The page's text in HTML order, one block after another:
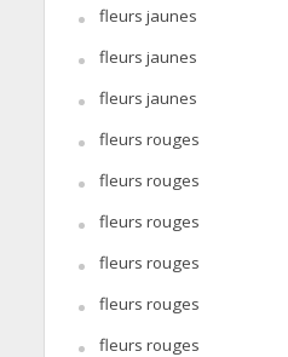
fleurs jaunes
fleurs jaunes
fleurs jaunes
fleurs rouges
fleurs rouges
fleurs rouges
fleurs rouges
fleurs rouges
fleurs rouges